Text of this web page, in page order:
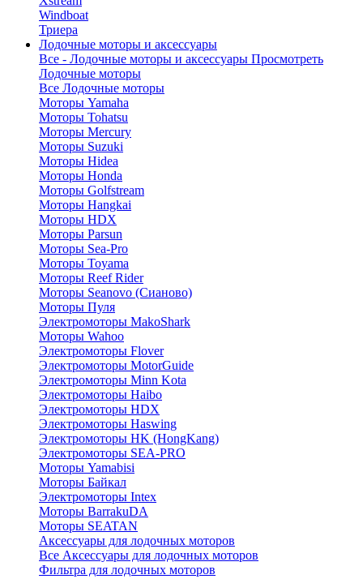
Windboat
Триера
Лодочные моторы и аксессуары
Все - Лодочные моторы и аксессуары Просмотреть
Лодочные моторы
Все Лодочные моторы
Моторы Yamaha
Моторы Tohatsu
Моторы Mercury
Моторы Suzuki
Моторы Hidea
Моторы Honda
Моторы Golfstream
Моторы Hangkai
Моторы HDX
Моторы Parsun
Моторы Sea-Pro
Моторы Toyama
Моторы Reef Rider
Моторы Seanovo (Сианово)
Моторы Пуля
Электромоторы MakoShark
Моторы Wahoo
Электромоторы Flover
Электромоторы MotorGuide
Электромоторы Minn Kota
Электромоторы Haibo
Электромоторы HDX
Электромоторы Haswing
Электромоторы HK (HongKang)
Электромоторы SEA-PRO
Моторы Yamabisi
Моторы Байкал
Электромоторы Intex
Моторы BarrakuDA
Моторы SEATAN
Аксессуары для лодочных моторов
Все Аксессуары для лодочных моторов
Фильтра для лодочных моторов